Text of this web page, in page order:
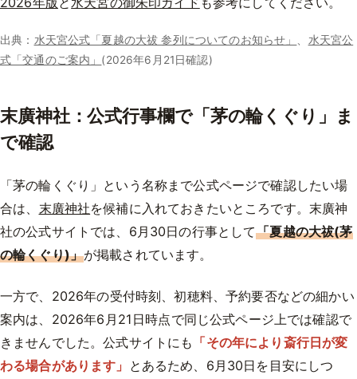
出典： 水天宮公式「夏越の大祓 参列についてのお知らせ」
水天宮公
式「交通のご案内」 (2026年6月21日確認)
末廣神社：公式行事欄で「茅の輪くぐり」ま
で確認
「茅の輪くぐり」という名称まで公式ページで確認したい場
合は、 末廣神社を候補に入れておきたいところです。末廣神
社の公式サイトでは、6月30日の行事として「夏越の大祓(茅
の輪くぐり)」が掲載されています。
一方で、2026年の受付時刻、初穂料、予約要否などの細かい
案内は、2026年6月21日時点で同じ公式ページ上では確認で
きませんでした。公式サイトにも 「その年により斎行日が変
わる場合があります」 とあるため、6月30日を目安にしつ